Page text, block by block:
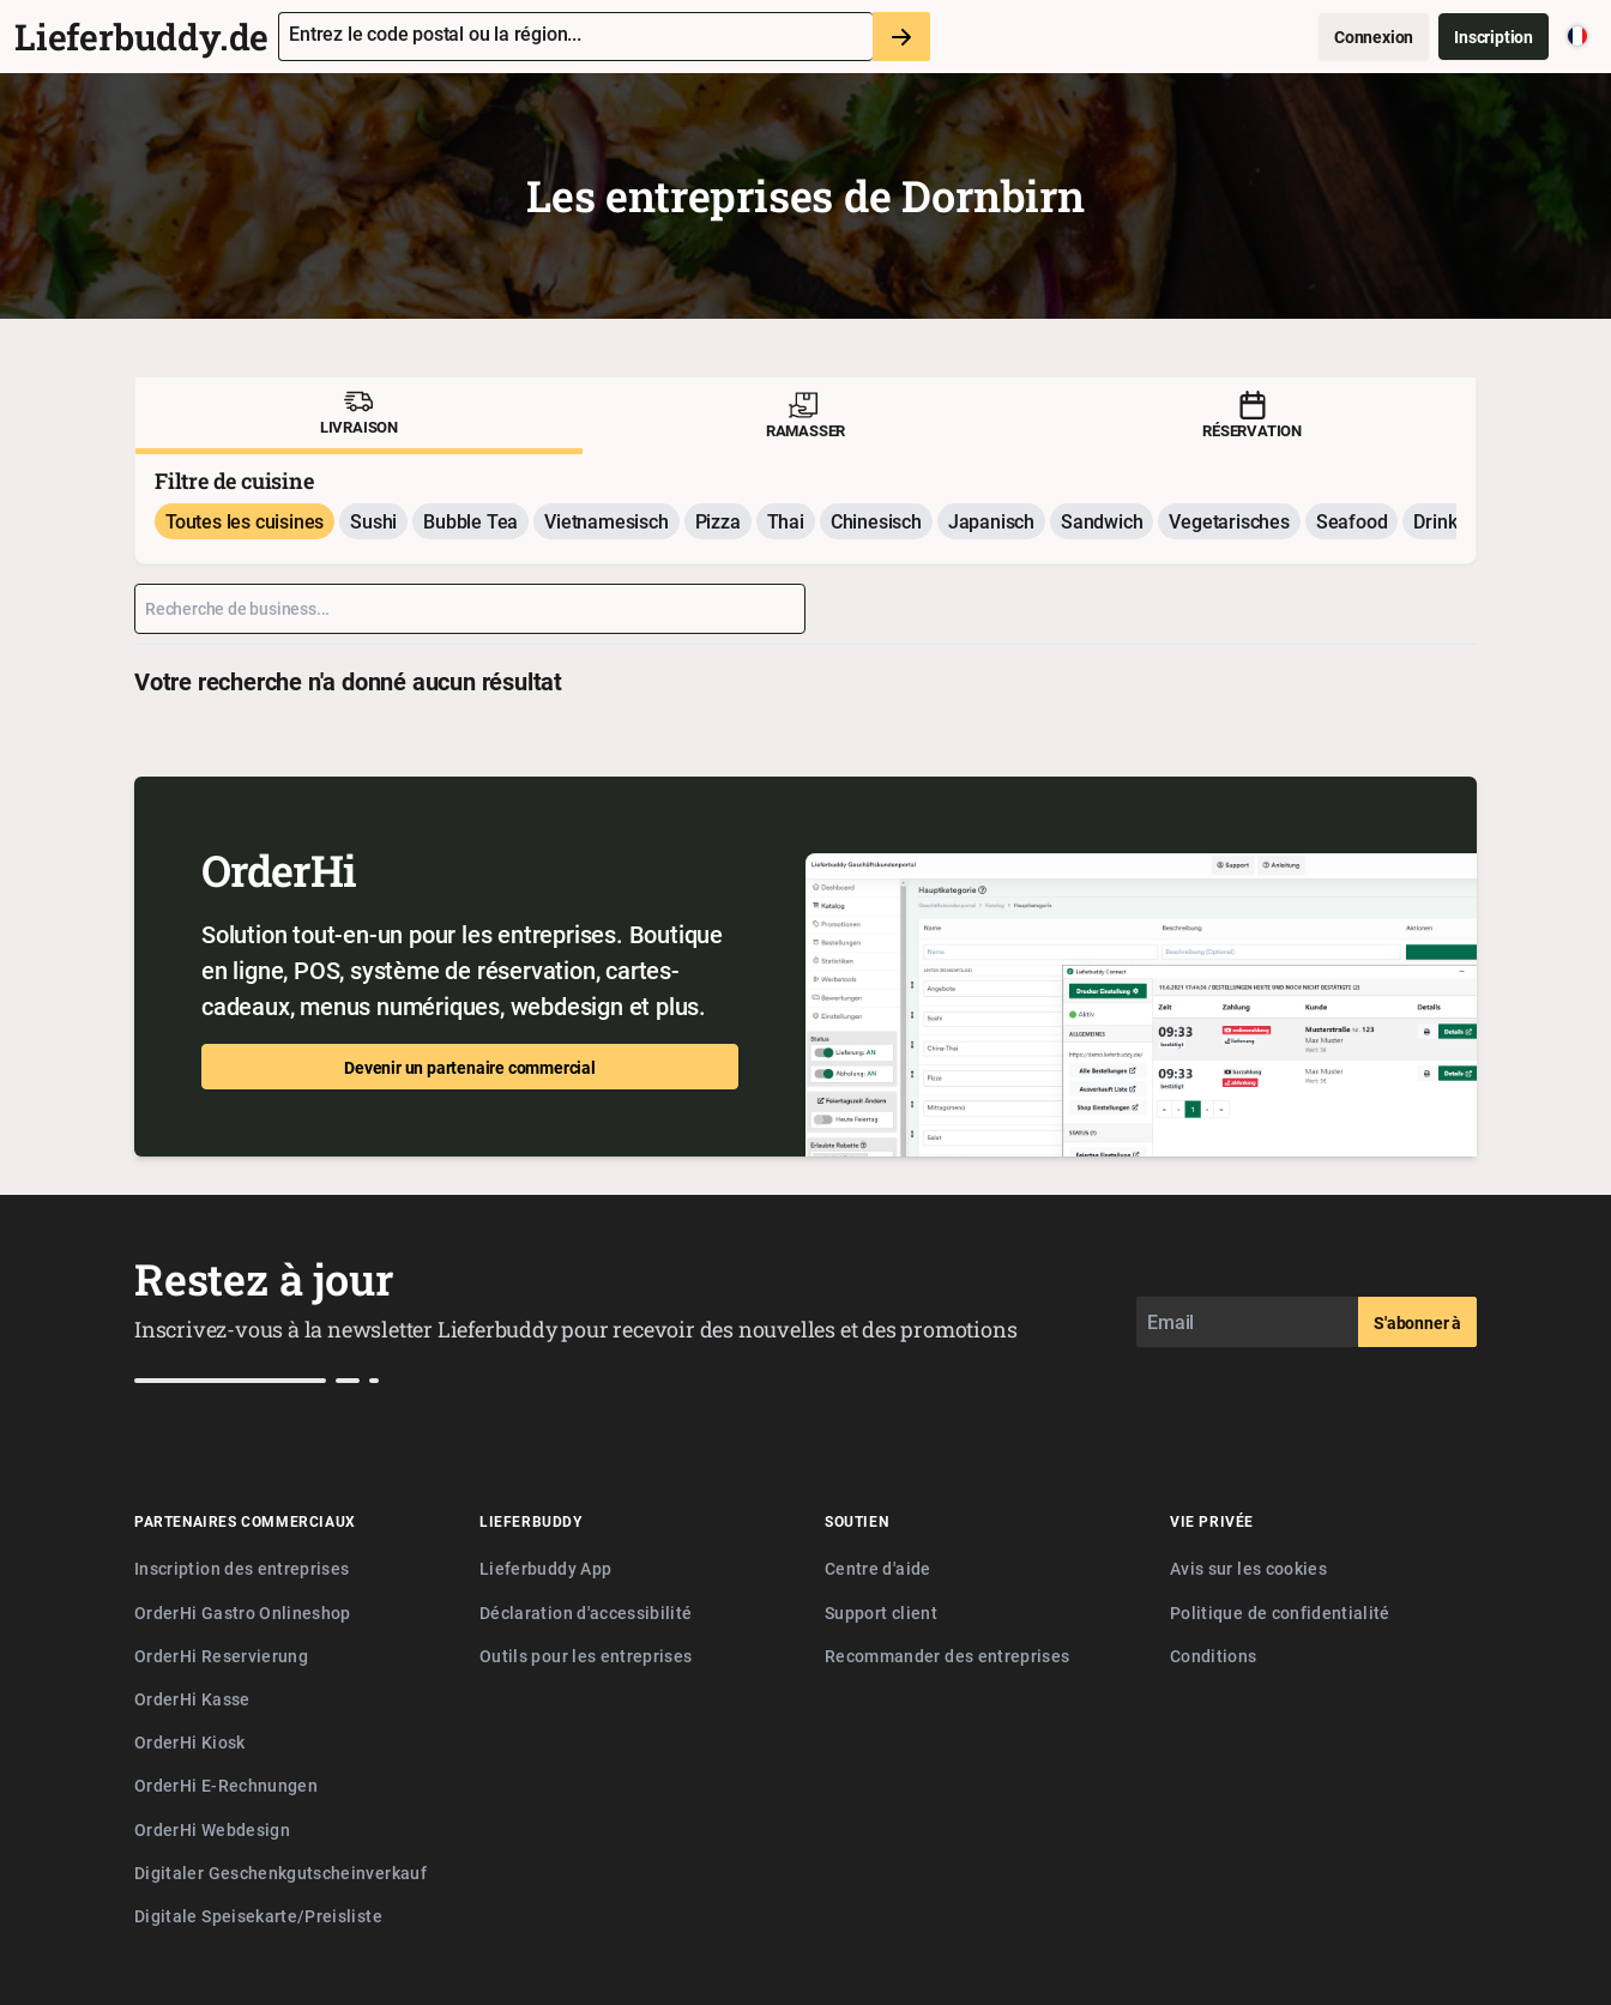
Lieferbuddy.de Entrez le code postal ou la région... Connexion Inscription
Les entreprises deDornbirn
LIVRAISON RAMASSER RÉSERVATION
Filtre de cuisine
Toutes les cuisines Sushi Bubble Tea Vietnamesisch Pizza Thai Chinesisch Japanisch Sandwich Vegetarisches Seafood Drinks
Votre recherche n'a donné aucun résultat
OrderHi
Solution tout-en-un pour les entreprises. Boutique
en ligne, POS, système de réservation, cartes-
cadeaux, menus numériques, webdesign et plus.
Devenir un partenaire commercial
Restez à jour
Inscrivez-vous à la newsletter Lieferbuddy pour recevoir des nouvelles et des promotions S'abonner à
PARTENAIRES COMMERCIAUX
Inscription des entreprises
OrderHi Gastro Onlineshop
OrderHi Reservierung
OrderHi Kasse
OrderHi Kiosk
OrderHi E-Rechnungen
OrderHi Webdesign
Digitaler Geschenkgutscheinverkauf
Digitale Speisekarte/Preisliste
LIEFERBUDDY
Lieferbuddy App
Déclaration d'accessibilité
Outils pour les entreprises
SOUTIEN
Centre d'aide
Support client
Recommander des entreprises
VIE PRIVÉE
Avis sur les cookies
Politique de confidentialité
Conditions